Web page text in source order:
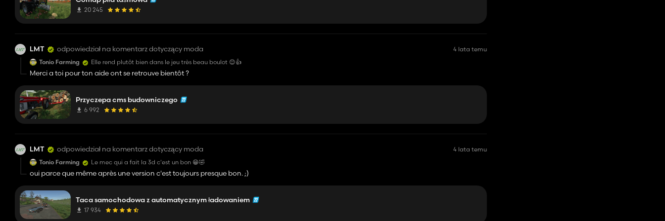
20 245
LMT odpowiedział na komentarz dotyczący moda
4 lata temu
Tonio Farming
Elle rend plutôt bien dans le jeu très beau boulot 😊👍
Merci a toi pour ton aide ont se retrouve bientôt ?
Przyczepa cms budowniczego
6 992
LMT odpowiedział na komentarz dotyczący moda
4 lata temu
Tonio Farming
Le mec qui a fait la 3d c'est un bon 😁🤣
oui parce que même après une version c'est toujours presque bon. ;)
Taca samochodowa z automatycznym ładowaniem
17 934